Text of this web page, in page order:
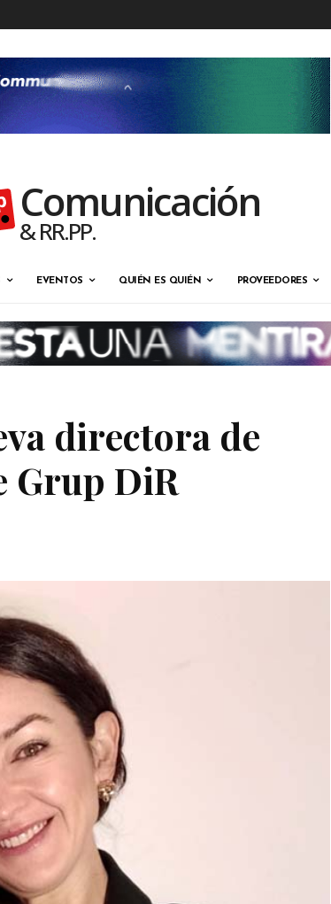
Comunicación
& RR.PP.
EVENTOS QUIÉN ES QUIÉN PROVEEDORES
directora de
Grup DiR